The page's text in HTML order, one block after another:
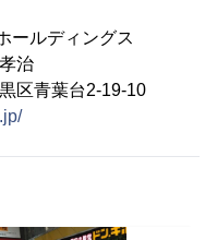
ールディングス
治
区青葉台2-19-10